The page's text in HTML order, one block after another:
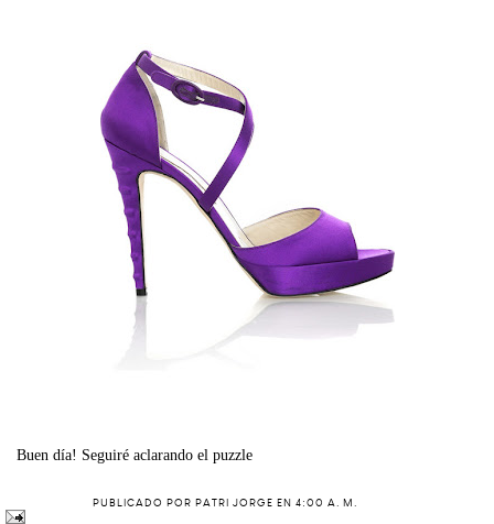
Buen día! Seguiré aclarando el puzzle
PUBLICADO POR PATRI JORGE EN 4:00 A. M.